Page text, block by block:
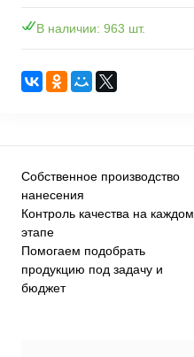
В наличии: 963 шт.
Собственное производство
нанесения
Контроль качества на каждом
этапе
Помогаем подобрать
продукцию под задачу и
бюджет